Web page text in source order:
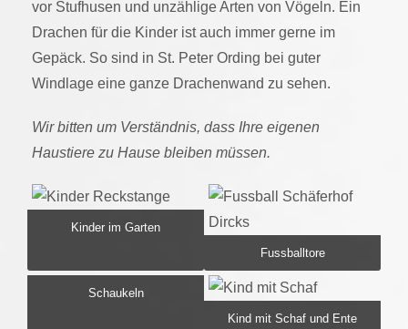
vor Stufhusen und unzählige Arten von Vögeln. Ein
Drachen für die Kinder ist auch immer gerne im
Gepäck. So sind in St. Peter Ording bei guter
Windlage eine ganze Drachenwand zu sehen.
Wir bitten um Verständnis, dass Ihre eigenen
Haustiere zu Hause bleiben müssen.
Kinder im Garten
Fussballtore
Schaukeln
Kind mit Schaf und Ente